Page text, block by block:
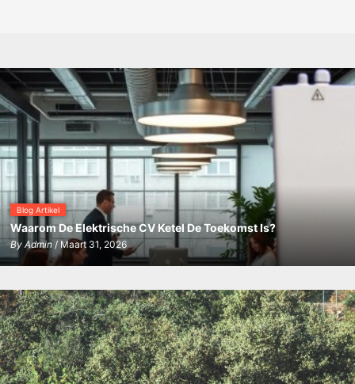
Blog Artikel
Waarom De Elektrische CV Ketel De Toekomst Is?
By Admin/ Maart 31, 2026